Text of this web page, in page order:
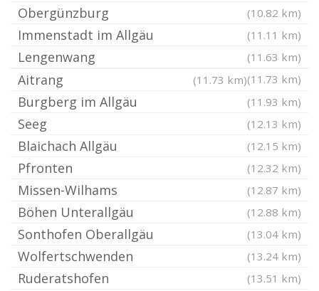
Obergünzburg (10.82 km)
Immenstadt im Allgäu (11.11 km)
Lengenwang
(11.63 km)
(11.73 km)
Aitrang (11.73 km)
Burgberg im Allgäu (11.93 km)
Seeg (12.13 km)
Blaichach Allgäu (12.15 km)
Pfronten (12.32 km)
Missen-Wilhams (12.87 km)
Böhen Unterallgäu (12.88 km)
Sonthofen Oberallgäu (13.04 km)
Wolfertschwenden (13.24 km)
Ruderatshofen (13.51 km)